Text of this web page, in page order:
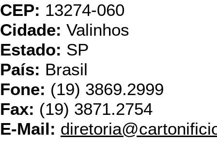
CEP: 13274-060
Cidade: Valinhos
Estado: SP
País: Brasil
Fone: (19) 3869.2999
Fax: (19) 3871.2754
E-Mail: